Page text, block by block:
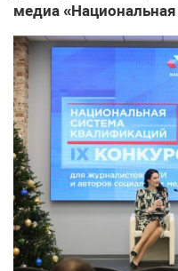
медиа